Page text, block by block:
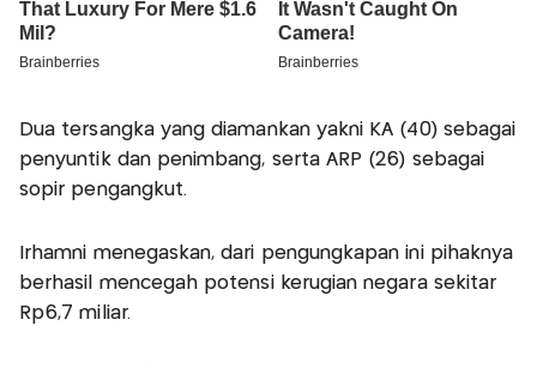
Dua tersangka yang diamankan yakni KA (40) sebagai
penyuntik dan penimbang, serta ARP (26) sebagai
sopir pengangkut.
Irhamni menegaskan, dari pengungkapan ini pihaknya
berhasil mencegah potensi kerugian negara sekitar
Rp6,7 miliar.